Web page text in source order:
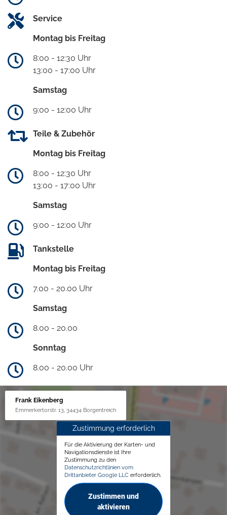
Service
Montag bis Freitag
8:00 - 12:30 Uhr
13:00 - 17:00 Uhr
Samstag
9:00 - 12:00 Uhr
Teile & Zubehör
Montag bis Freitag
8:00 - 12:30 Uhr
13:00 - 17:00 Uhr
Samstag
9:00 - 12:00 Uhr
Tankstelle
Montag bis Freitag
7.00 - 20.00 Uhr
Samstag
8.00 - 20.00
Sonntag
8.00 - 20.00 Uhr
Frank Eikenberg
Emmerkertorstr. 13, 34434 Borgentreich
Zustimmung erforderlich
Für die Aktivierung der Karten- und
Navigationsdienste ist Ihre
Zustimmung zu den
Datenschutzrichtlinien vom
Drittanbieter Google LLC erforderlich.
Zustimmen und
aktivieren